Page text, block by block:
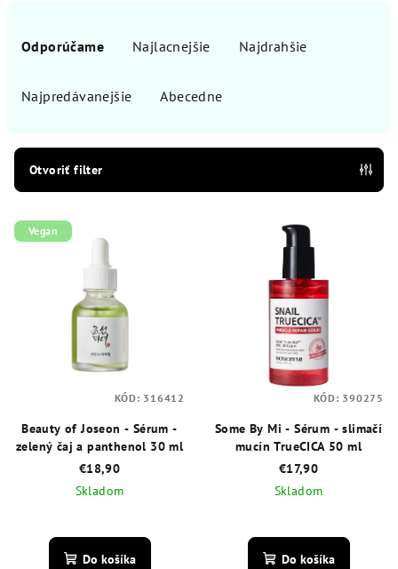
p
r
o
Odporúčame Najlacnejšie Najdrahšie
Najpredávanejšie Abecedne
Otvoriť filter
V
ý
u
Vegan
Beauty of Joseon - Sérum -
zelený čaj a panthenol 30 ml
€18,90
Skladom
hodnotenie
produktu
Do košíka
KÓD: 316412
Some By Mi - Sérum - slimačí
mucín TrueCICA 50 ml
€17,90
Skladom
hodnotenie
produktu
Do košíka
KÓD: 390275